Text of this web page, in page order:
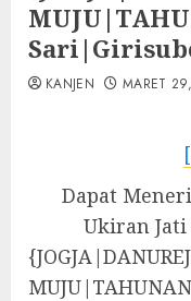
KANJEN MARET
Dapat
Ukiran